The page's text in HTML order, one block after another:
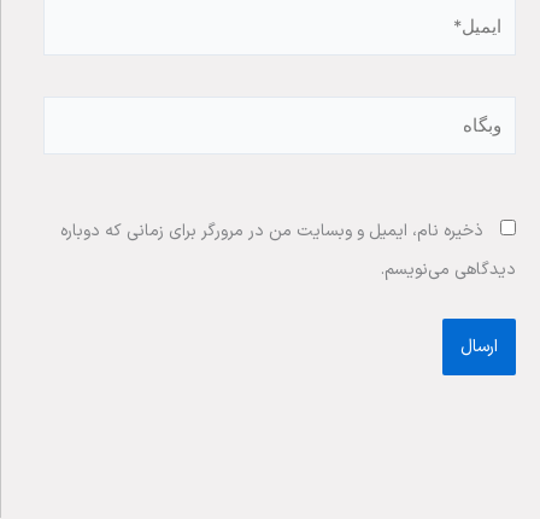
ایمیل*
وبگاه
ذخیره نام، ایمیل و وبسایت من در مرورگر برای زمانی که دوباره
دیدگاهی می‌نویسم.